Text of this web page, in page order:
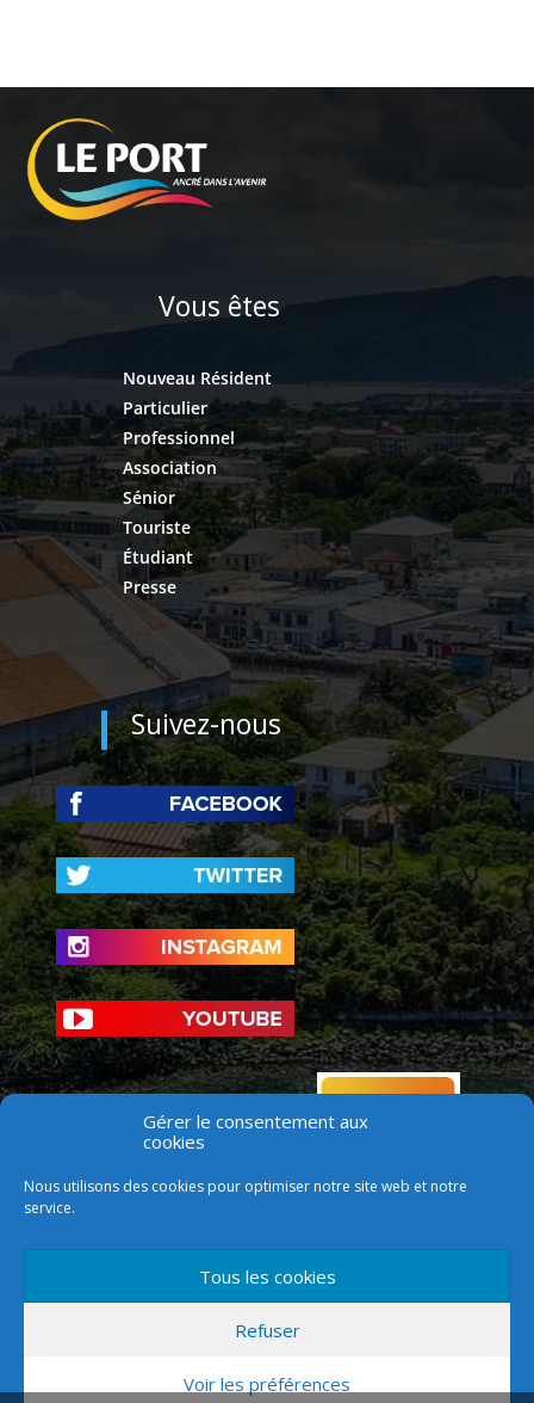
Gérer le consentement aux
cookies
Nous utilisons des cookies pour optimiser notre site web et notre
service.
Tous les cookies
Refuser
Voir les préférences
Vous êtes
Nouveau Résident
Particulier
Professionnel
Association
Sénior
Touriste
Étudiant
Presse
Suivez-nous
Version mobile